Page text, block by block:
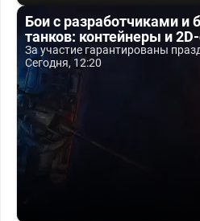
Бои с разработчиками и
танков: контейнеры и
За участие гарантированы
Сегодня, 12:20